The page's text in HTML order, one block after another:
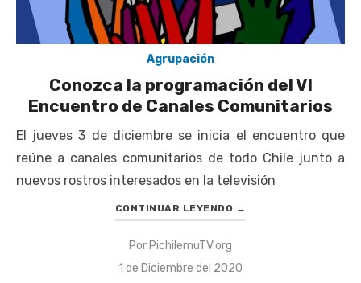
Agrupación
Conozca la programación del VI
Encuentro de Canales Comunitarios
El jueves 3 de diciembre se inicia el encuentro que
reúne a canales comunitarios de todo Chile junto a
nuevos rostros interesados en la televisión
CONTINUAR LEYENDO →
Por PichilemuTV.org
Publicado
1 de Diciembre del 2020